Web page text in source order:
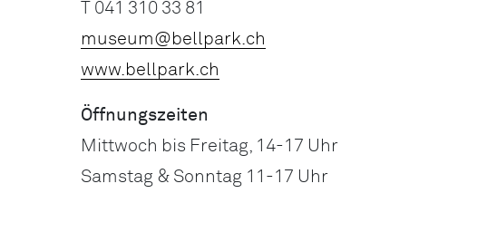
T 041 310 33 81
museum@bellpark.ch
www.bellpark.ch
Öffnungszeiten
Mittwoch bis Freitag, 14-17 Uhr
Samstag & Sonntag 11-17 Uhr